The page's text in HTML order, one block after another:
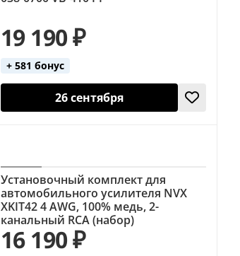
19 190 ₽
+ 581 бонус
26 сентября
Установочный комплект для
автомобильного усилителя NVX
XKIT42 4 AWG, 100% медь, 2-
канальный RCA (набор)
16 190 ₽